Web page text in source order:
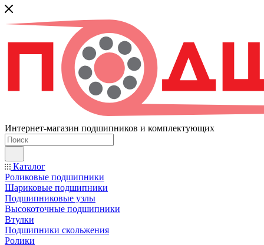
Интернет-магазин подшипников и комплектующих
Каталог
Роликовые подшипники
Шариковые подшипники
Подшипниковые узлы
Высокоточные подшипники
Втулки
Подшипники скольжения
Ролики